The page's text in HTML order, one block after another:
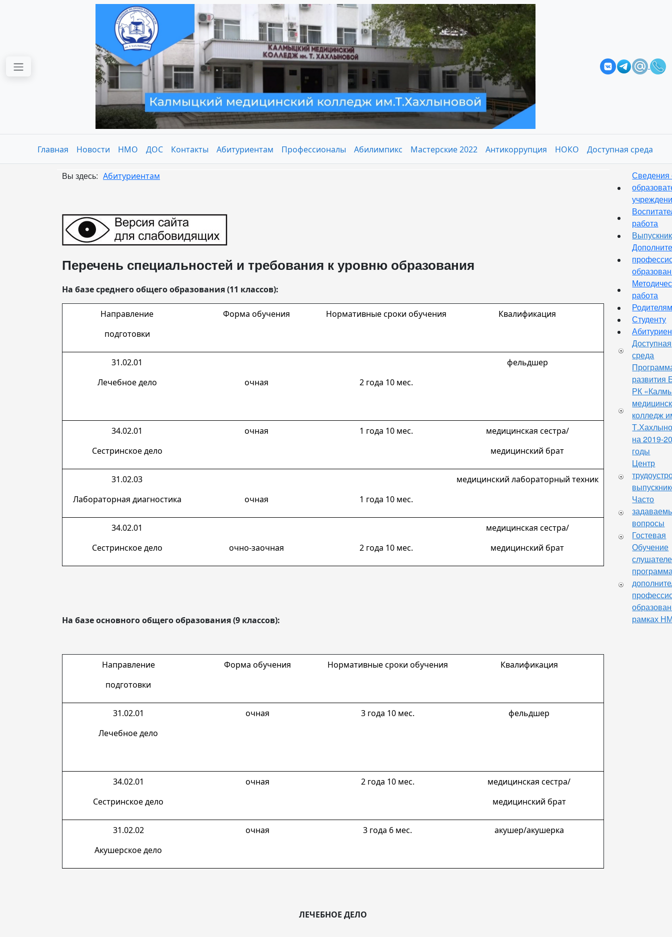
Перейти к основному содержанию
Вы здесь Абитуриентам
Главная Новости НМО ДОС Контакты Абитуриентам Профессионалы Абилимпикс Мастерские 2022 Антикоррупция НОКО Доступная среда
Перечень специальностей и требования к уровню образования
На базе среднего общего образования (11 классов):
Направление
подготовки
Форма обучения Нормативные сроки обучения Квалификация
31.02.01
Лечебное дело
очная 2 года 10 мес.
фельдшер
34.02.01
Сестринское дело
очная 1 года 10 мес.
медицинская сестра/
медицинский брат
31.02.03
Лабораторная диагностика
очная 1 года 10 мес.
медицинский лабораторный техник
34.02.01
Сестринское дело
очно-заочная 2 года 10 мес.
медицинская сестра/
медицинский брат
На базе основного общего образования (9 классов):
Направление
подготовки
Форма обучения Нормативные сроки обучения Квалификация
31.02.01
Лечебное дело
очная 3 года 10 мес. фельдшер
34.02.01
Сестринское дело
очная 2 года 10 мес.
медицинская сестра/
медицинский брат
31.02.02
Акушерское дело
очная 3 года 6 мес. акушер/акушерка
ЛЕЧЕБНОЕ ДЕЛО
Сведения
работа
работа
Студенту
Доступная
среда
РК
колледж
на 2019-
годы
Центр
Часто
вопросы
Гостевая
Обучение
рамках